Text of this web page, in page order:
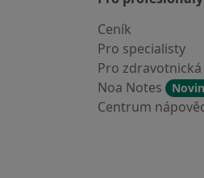
Ceník
Pro specialisty
Pro
Noa Notes
Centrum